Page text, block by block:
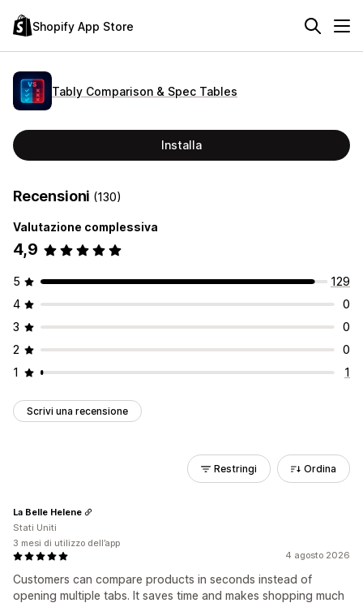
Shopify App Store
Tably Comparison & Spec Tables
Installa
Recensioni (130)
Valutazione complessiva
4,9
5
129
4
0
3
0
2
0
1
1
Scrivi una recensione
Restringi Ordina
4 agosto 2026
Customers can compare products in seconds instead of
opening multiple tabs. It saves time and makes shopping much
La Belle Helene
Stati Uniti
3 mesi di utilizzo dell’app